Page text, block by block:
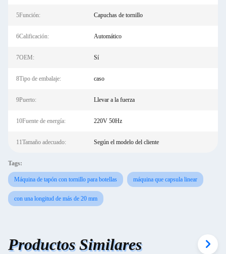
5Función: Capuchas de tornillo
6Calificación: Automático
7OEM: Sí
8Tipo de embalaje: caso
9Puerto: Llevar a la fuerza
10Fuente de energía: 220V 50Hz
11Tamaño adecuado: Según el modelo del cliente
Tags:
Máquina de tapón con tornillo para botellas máquina que capsula linear
con una longitud de más de 20 mm
Productos Similares